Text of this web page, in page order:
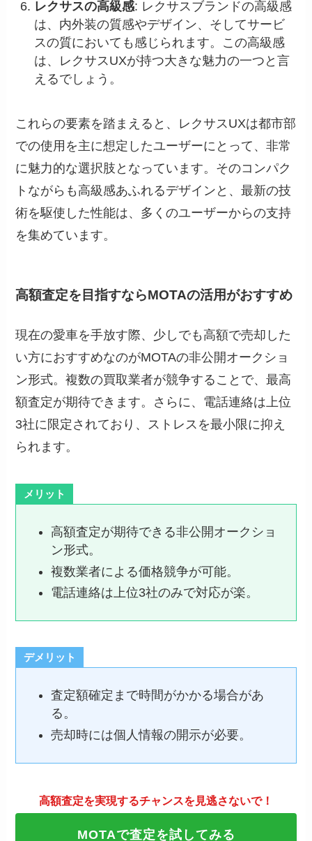
レクサスの高級感: レクサスブランドの高級感
は、内外装の質感やデザイン、そしてサービ
スの質においても感じられます。この高級感
は、レクサスUXが持つ大きな魅力の一つと言
えるでしょう。
これらの要素を踏まえると、レクサスUXは都市部
での使用を主に想定したユーザーにとって、非常
に魅力的な選択肢となっています。そのコンパク
トながらも高級感あふれるデザインと、最新の技
術を駆使した性能は、多くのユーザーからの支持
を集めています。
高額査定を目指すならMOTAの活用がおすすめ
現在の愛車を手放す際、少しでも高額で売却した
い方におすすめなのがMOTAの非公開オークショ
ン形式。複数の買取業者が競争することで、最高
額査定が期待できます。さらに、電話連絡は上位
3社に限定されており、ストレスを最小限に抑え
られます。
メリット
高額査定が期待できる非公開オークショ
ン形式。
複数業者による価格競争が可能。
電話連絡は上位3社のみで対応が楽。
デメリット
査定額確定まで時間がかかる場合があ
る。
売却時には個人情報の開示が必要。
高額査定を実現するチャンスを見逃さないで！
MOTAで査定を試してみる